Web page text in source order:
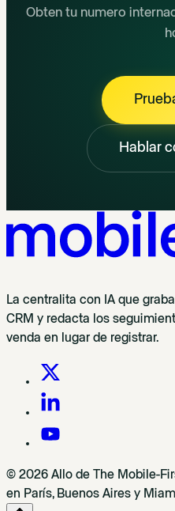
Obten tu numero
Hablar
La centralita con IA que
CRM y redacta los
venda en lugar de registrar.
© 2026 Allo de The Mobile-
en París, Buenos Aires y